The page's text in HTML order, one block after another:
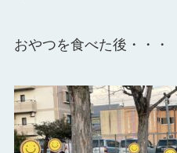
おやつを食べた後・・・